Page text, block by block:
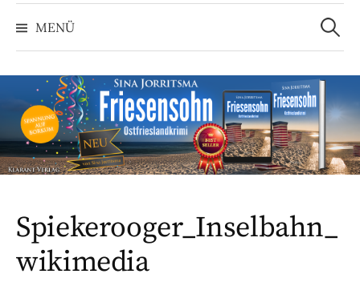
MENÜ
Suchen
nach:
Spiekerooger_Inselbahn_
wikimedia